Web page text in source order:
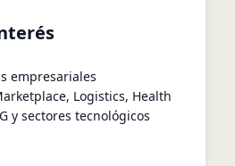
empresariales
Logistics, Health
y sectores tecnológicos